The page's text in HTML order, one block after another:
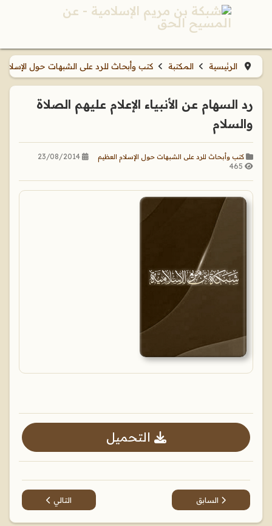
الرئيسية المكتبة كتب وأبحاث للرد على الشبهات حول الإسلام
رد السهام عن الأنبياء الإعلام عليهم الصلاة
والسلام
كتب وأبحاث للرد على الشبهات حول الإسلام العظيم
23/08/2014
465
التحميل
المقال السابق: رد السهام عن خالق الأنام في دفع شبهات
السابق المقال التالي:
التالي